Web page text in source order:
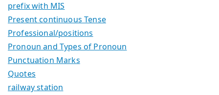
prefix with MIS
Present continuous Tense
Professional/positions
Pronoun and Types of Pronoun
Punctuation Marks
Quotes
railway station